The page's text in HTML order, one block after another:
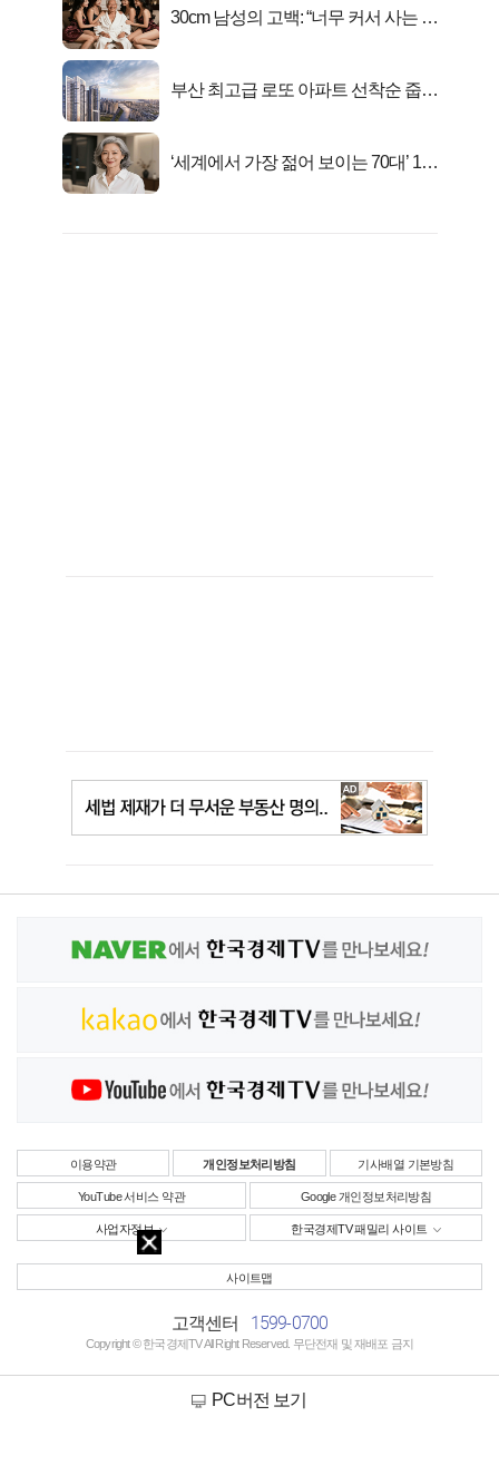
30cm 남성의 고백: “너무 커서 사는 게
부산 최고급 로또 아파트 선착순 줍줍
‘세계에서 가장 젊어 보이는 70대’ 1위
이용약관 개인정보처리방침 기사배열 기본방침
YouTube 서비스 약관 Google 개인정보처리방침
사업자정보 한국경제TV 패밀리 사이트
사이트맵
고객센터 1599-0700
Copyright © 한국경제TV All Right Reserved. 무단전재 및 재배포 금지
PC버전 보기